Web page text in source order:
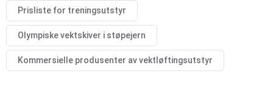
Prisliste for treningsutstyr
Olympiske vektskiver i støpejern
Kommersielle produsenter av vektløftingsutstyr